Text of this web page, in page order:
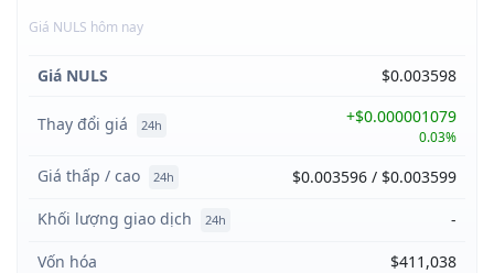
Giá NULS hôm nay
Giá NULS $0.003598
Thay đổi giá 24h +$0.000001079
0.03%
Giá thấp / cao 24h
$0.003596 / $0.003599
Khối lượng giao dịch
24h
-
Vốn hóa
$411,038